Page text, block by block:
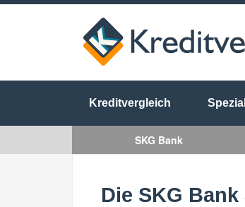
Kreditvergleich
Die SKG
SKG Bank